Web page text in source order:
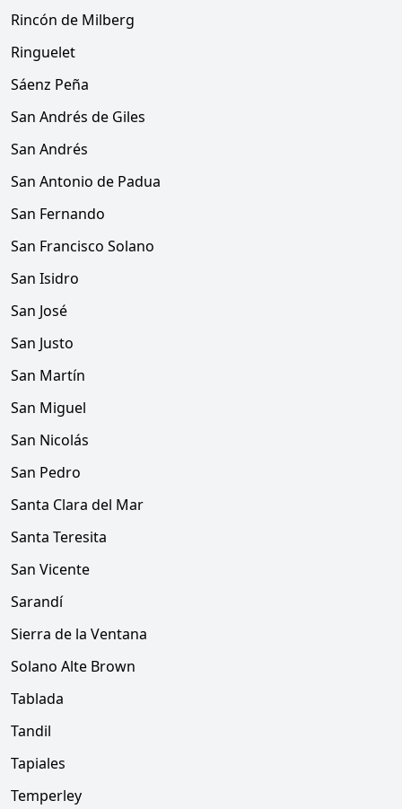
Rincón de Milberg
Ringuelet
Sáenz Peña
San Andrés de Giles
San Andrés
San Antonio de Padua
San Fernando
San Francisco Solano
San Isidro
San José
San Justo
San Martín
San Miguel
San Nicolás
San Pedro
Santa Clara del Mar
Santa Teresita
San Vicente
Sarandí
Sierra de la Ventana
Solano Alte Brown
Tablada
Tandil
Tapiales
Temperley